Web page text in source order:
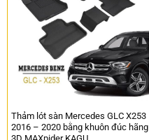
Thảm lót sàn Mercedes GLC X253
2016 – 2020 bằng khuôn đúc hãng